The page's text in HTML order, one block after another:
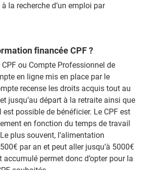
la recherche d’un emploi par
financée CPF ?
CPF ou Compte Professionnel de
en ligne mis en place par le
recense les droits acquis tout au
jusqu’au départ à la retraite ainsi que
possible de bénéficier. Le CPF est
en fonction du temps de travail
plus souvent, l’alimentation
par an et peut aller jusqu’à 5000€
permet donc d’opter pour la